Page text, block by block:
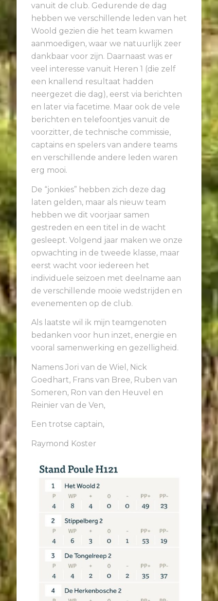
vanuit de club. Gedurende de dag
hebben we verschillende leden van het
Woold gezien die het team kwamen
aanmoedigen, waar we natuurlijk zeer
dankbaar voor zijn. Daarnaast was er
veel interesse vanuit Heren 1 (die zelf
een knallend resultaat hadden
neergezet die dag), eerst via berichten
en later via facetime. Maar ook de vele
berichten en telefoontjes vanuit de
voorzitter, de technische commissie,
captains en spelers van andere teams
en verschillende andere leden waren
erg mooi.
De “jonkies” hebben zich deze dag
laten gelden, maar als nieuw team
hebben we dit voorjaar samen
gestreden en een titel in de wacht
gesleept. Volgend jaar maken we onze
opwachting in de tweede klasse, maar
eerst wacht voor iedereen het
individuele seizoen met deelname aan
de verschillende mooie wedstrijden en
evenementen op de club.
Als laatste wil ik mijn teamgenoten
bedanken voor hun inzet, energie en
vooral samenwerking en gezelligheid.
Namens Jori van de Wiel, Nick
Goedhart, Frans van Bree, Ruben van
Someren, Ron van den Heuvel en
Reinier van de Ven,
Een trotse captain,
Raymond Koster